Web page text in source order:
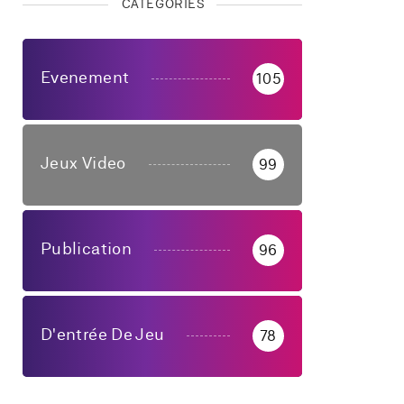
CATÉGORIES
Evenement 105
Jeux Video 99
Publication 96
D'entrée De Jeu 78